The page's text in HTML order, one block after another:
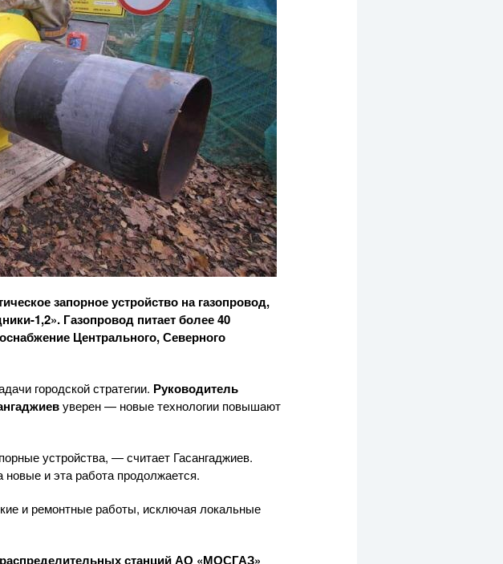
запорное устройство на газопровод,
1,2». Газопровод питает более 40
Центрального, Северного
городской стратегии. Руководитель
уверен — новые технологии повышают
устройства, — считает Гасангаджиев.
и эта работа продолжается.
и ремонтные работы, исключая локальные
станцийАО «МОСГАЗ»